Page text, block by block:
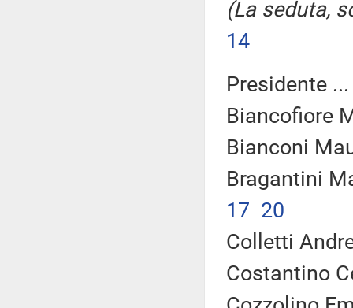
(La seduta,
14
Presidente
Biancofiore
Bianconi
Bragantini
17 20
Colletti
Costantino